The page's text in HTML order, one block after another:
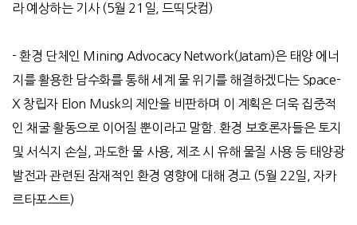
라 예상하는 기사 (5월 21일, 드띡닷컴)
-환경 단체인 Mining Advocacy Network(Jatam)은 태양 에너
지를 활용한 담수화를 통해 세계 물 위기를 해결하겠다는 Space-
X 창립자 Elon Musk의 제안을 비판하며 이 계획은 더욱 집중적
인 채굴 활동으로 이어질 뿐이라고 말함. 환경 보호론자들은 토지
및 서식지 손실 ,과도한 물 사용, 제조 시 유해 물질 사용 등 태양광
발전과 관련된 잠재적인 환경 영향에 대해 경고 (5월 22일,자카
르타포스트)